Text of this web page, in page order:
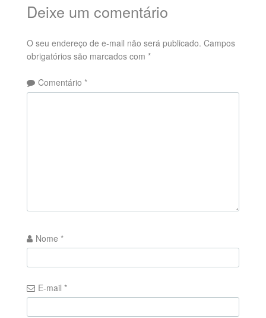
Deixe um comentário
O seu endereço de e-mail não será publicado. Campos
obrigatórios são marcados com *
Comentário *
Nome *
E-mail *